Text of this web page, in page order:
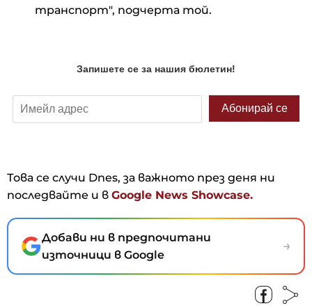
транспорт", подчерта той.
Това се случи Dnes, за важното през деня ни
последвайте и в Google News Showcase.
Добави ни в предпочитани
източници в Google
→